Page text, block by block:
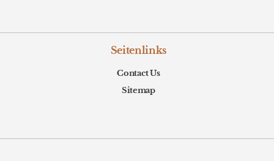
Seitenlinks
Contact Us
Sitemap